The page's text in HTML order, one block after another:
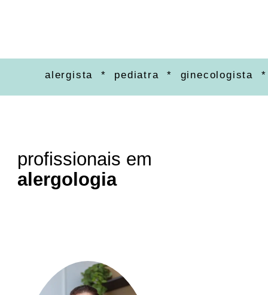
alergista * pediatra * ginecologista *
profissionais em
alergologia